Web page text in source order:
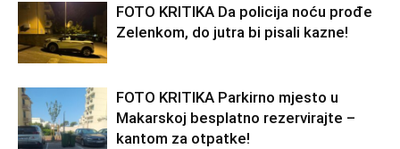
FOTO KRITIKA Da policija noću prođe
Zelenkom, do jutra bi pisali kazne!
FOTO KRITIKA Parkirno mjesto u
Makarskoj besplatno rezervirajte –
kantom za otpatke!